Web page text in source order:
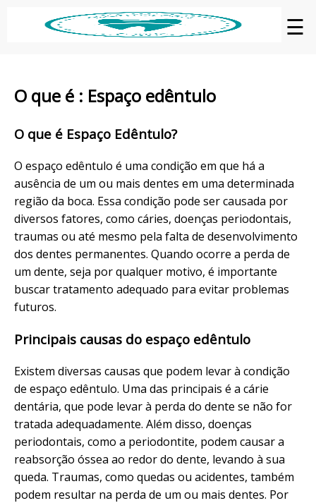
☰
O que é : Espaço edêntulo
O que é Espaço Edêntulo?
O espaço edêntulo é uma condição em que há a
ausência de um ou mais dentes em uma determinada
região da boca. Essa condição pode ser causada por
diversos fatores, como cáries, doenças periodontais,
traumas ou até mesmo pela falta de desenvolvimento
dos dentes permanentes. Quando ocorre a perda de
um dente, seja por qualquer motivo, é importante
buscar tratamento adequado para evitar problemas
futuros.
Principais causas do espaço edêntulo
Existem diversas causas que podem levar à condição
de espaço edêntulo. Uma das principais é a cárie
dentária, que pode levar à perda do dente se não for
tratada adequadamente. Além disso, doenças
periodontais, como a periodontite, podem causar a
reabsorção óssea ao redor do dente, levando à sua
queda. Traumas, como quedas ou acidentes, também
podem resultar na perda de um ou mais dentes. Por